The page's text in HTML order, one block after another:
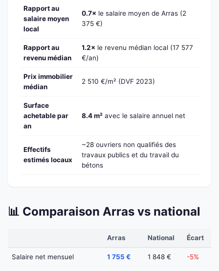
Rapport au
salaire moyen
local
0.7× le salaire moyen de Arras (2
375 €)
Rapport au
revenu médian
1.2× le revenu médian local (17 577
€/an)
Prix immobilier
médian
2 510 €/m² (DVF 2023)
Surface
achetable par
an
8.4 m² avec le salaire annuel net
Effectifs
estimés locaux
~28 ouvriers non qualifiés des
travaux publics et du travail du
bétons
📊 Comparaison Arras vs national
Arras National Écart
Salaire net mensuel 1 755 € 1 848 € -5%